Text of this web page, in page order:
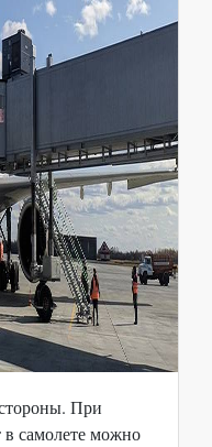
При
самолете можно